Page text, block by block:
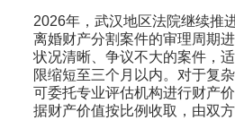
2026年，武汉地区法院继续推
离婚财产分割案件的审理周期
状况清晰、争议不大的案件，
限缩短至三个月以内。对于复
可委托专业评估机构进行财产
据财产价值按比例收取，由双